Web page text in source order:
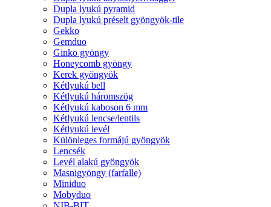
Dupla lyukú pyramid
Dupla lyukú préselt gyöngyök-tile
Gekko
Gemduo
Ginko gyöngy
Honeycomb gyöngy
Kerek gyöngyök
Kétlyukú bell
Kétlyukú háromszög
Kétlyukú kaboson 6 mm
Kétlyukú lencse/lentils
Kétlyukú levél
Különleges formájú gyöngyök
Lencsék
Levél alakú gyöngyök
Masnigyöngy (farfalle)
Miniduo
Mobyduo